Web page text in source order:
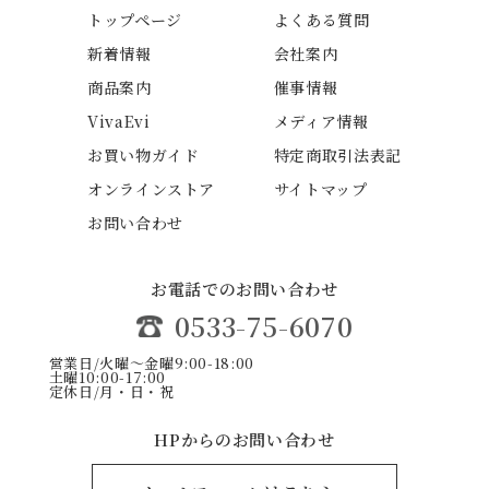
トップページ
新着情報
商品案内
VivaEvi
お買い物ガイド
オンラインストア
お問い合わせ
よくある質問
会社案内
催事情報
メディア情報
特定商取引法表記
サイトマップ
お電話でのお問い合わせ
0533-75-6070
営業日/火曜〜金曜9:00-18:00
土曜10:00-17:00
定休日/月・日・祝
HPからのお問い合わせ